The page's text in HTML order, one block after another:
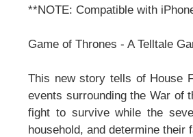
**NOTE: Compatible with
Game of Thrones - A Telltale
This new story tells of House
events surrounding the War of
fight to survive while the
household, and determine